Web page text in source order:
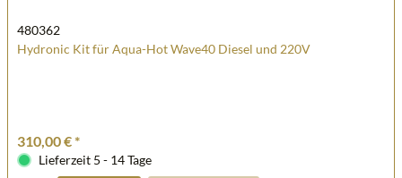
480362
Hydronic Kit für Aqua-Hot Wave40 Diesel und 220V
310,00 € *
Lieferzeit 5 - 14 Tage